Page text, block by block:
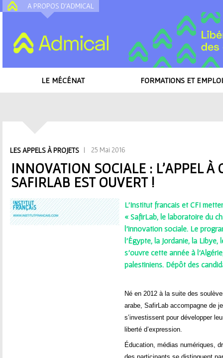
A PROPOS D'ADMICAL
LE MÉCÉNAT FORMATIONS ET
LES APPELS À PROJETS | 25 Mai 2016
INNOVATION SOCIALE : L'APPEL À
SAFIRLAB EST OUVERT !
L’Institut français et CFI
« SafirLab, le laboratoire du
l’innovation sociale. Le
l’Égypte, la Jordanie, la Libye,
s’ouvre cette année à
palestiniens. Dépôt des
Né en 2012 à la suite des
arabe, SafirLab accompagne de
s’investissent pour développer
liberté d’expression.
Éducation, médias numériques,